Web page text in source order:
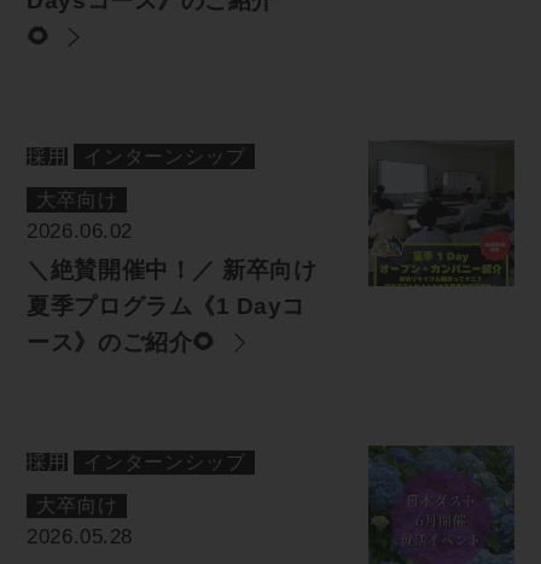
🌻
採用 インターンシップ
大卒向け
2026.06.02
＼絶賛開催中！／ 新卒向け
夏季プログラム《1 Dayコ
ース》のご紹介🌻
採用 インターンシップ
大卒向け
2026.05.28